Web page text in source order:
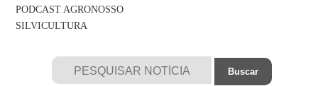
PODCAST AGRONOSSO
SILVICULTURA